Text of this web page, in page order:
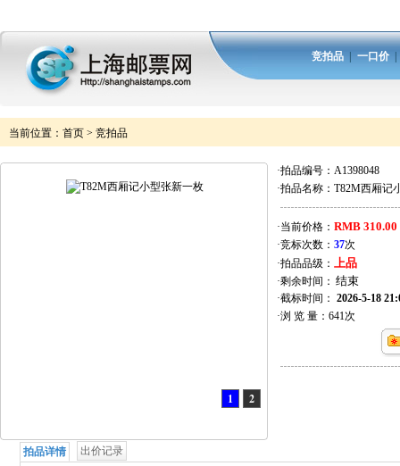
竞拍品 一口价
当前位置： 首页 > 竞拍品
2
1
·拍品编号： A1398048
·拍品名称： T82M西厢记
·当前价格： RMB 310.00
·竞标次数： 37次
·拍品品级： 上品
·剩余时间：
·截标时间： 2026-5-18
·浏 览 量： 641次
拍品详情 出价记录